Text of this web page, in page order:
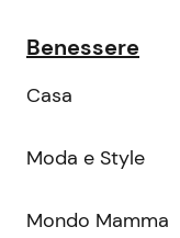
Benessere
Casa
Moda e Style
Mondo Mamma